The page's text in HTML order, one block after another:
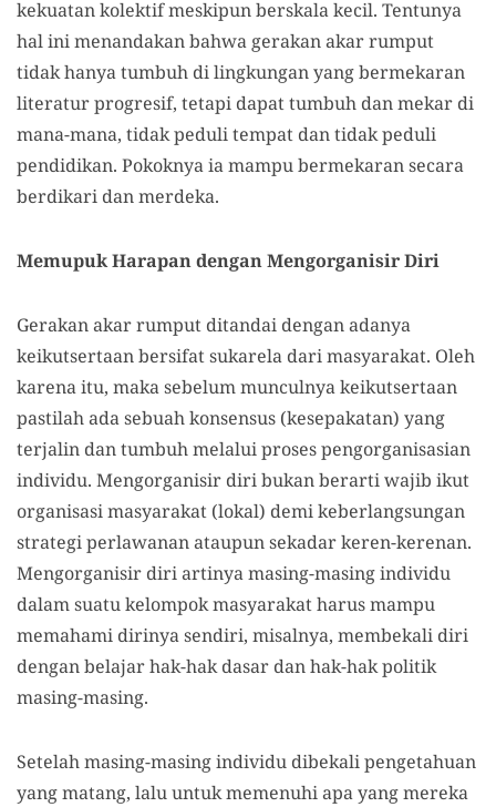
kekuatan kolektif meskipun berskala kecil. Tentunya
hal ini menandakan bahwa gerakan akar rumput
tidak hanya tumbuh di lingkungan yang bermekaran
literatur progresif, tetapi dapat tumbuh dan mekar di
mana-mana, tidak peduli tempat dan tidak peduli
pendidikan. Pokoknya ia mampu bermekaran secara
berdikari dan merdeka.
Memupuk Harapan dengan Mengorganisir Diri
Gerakan akar rumput ditandai dengan adanya
keikutsertaan bersifat sukarela dari masyarakat. Oleh
karena itu, maka sebelum munculnya keikutsertaan
pastilah ada sebuah konsensus (kesepakatan) yang
terjalin dan tumbuh melalui proses pengorganisasian
individu. Mengorganisir diri bukan berarti wajib ikut
organisasi masyarakat (lokal) demi keberlangsungan
strategi perlawanan ataupun sekadar keren-kerenan.
Mengorganisir diri artinya masing-masing individu
dalam suatu kelompok masyarakat harus mampu
memahami dirinya sendiri, misalnya, membekali diri
dengan belajar hak-hak dasar dan hak-hak politik
masing-masing.
Setelah masing-masing individu dibekali pengetahuan
yang matang, lalu untuk memenuhi apa yang mereka